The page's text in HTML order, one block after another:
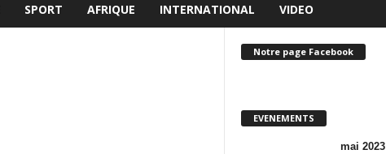
SPORT AFRIQUE INTERNATIONAL VIDEO
Notre page Facebook
EVENEMENTS
mai 2023